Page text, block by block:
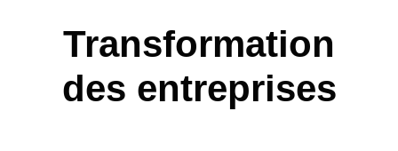
Transformation
des entreprises